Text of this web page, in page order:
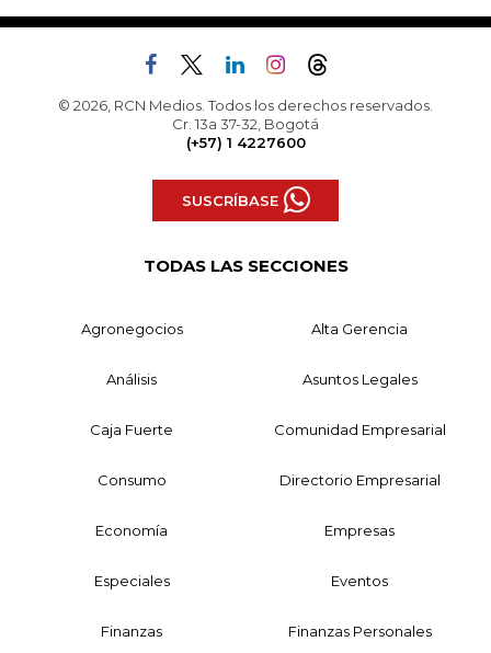
© 2026, RCN Medios. Todos los derechos reservados.
Cr. 13a 37-32, Bogotá
(+57) 1 4227600
SUSCRÍBASE
TODAS LAS SECCIONES
Agronegocios Alta Gerencia
Análisis Asuntos Legales
Caja Fuerte Comunidad Empresarial
Consumo Directorio Empresarial
Economía Empresas
Especiales Eventos
Finanzas Finanzas Personales